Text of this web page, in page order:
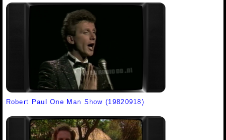
Robert Paul One Man Show (19820918)